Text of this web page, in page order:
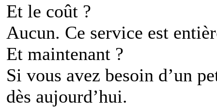
Et le coût ?
Aucun. Ce service est
Et maintenant ?
Si vous avez besoin d’un
dès aujourd’hui.